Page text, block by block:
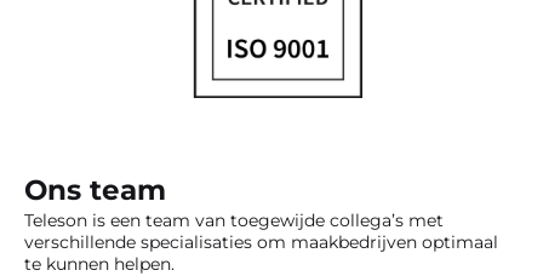
Ons team
Teleson is een team van toegewijde collega’s met
verschillende specialisaties om maakbedrijven optimaal
te kunnen helpen.